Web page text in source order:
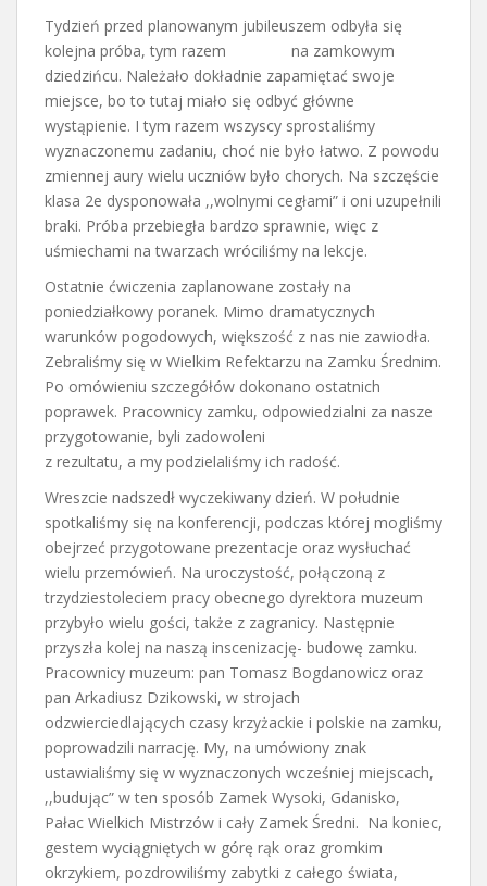
Tydzień przed planowanym jubileuszem odbyła się
kolejna próba, tym razem na zamkowym
dziedzińcu. Należało dokładnie zapamiętać swoje
miejsce, bo to tutaj miało się odbyć główne
wystąpienie. I tym razem wszyscy sprostaliśmy
wyznaczonemu zadaniu, choć nie było łatwo. Z powodu
zmiennej aury wielu uczniów było chorych. Na szczęście
klasa 2e dysponowała ,,wolnymi cegłami” i oni uzupełnili
braki. Próba przebiegła bardzo sprawnie, więc z
uśmiechami na twarzach wróciliśmy na lekcje.
Ostatnie ćwiczenia zaplanowane zostały na
poniedziałkowy poranek. Mimo dramatycznych
warunków pogodowych, większość z nas nie zawiodła.
Zebraliśmy się w Wielkim Refektarzu na Zamku Średnim.
Po omówieniu szczegółów dokonano ostatnich
poprawek. Pracownicy zamku, odpowiedzialni za nasze
przygotowanie, byli zadowoleni
z rezultatu, a my podzielaliśmy ich radość.
Wreszcie nadszedł wyczekiwany dzień. W południe
spotkaliśmy się na konferencji, podczas której mogliśmy
obejrzeć przygotowane prezentacje oraz wysłuchać
wielu przemówień. Na uroczystość, połączoną z
trzydziestoleciem pracy obecnego dyrektora muzeum
przybyło wielu gości, także z zagranicy. Następnie
przyszła kolej na naszą inscenizację- budowę zamku.
Pracownicy muzeum: pan Tomasz Bogdanowicz oraz
pan Arkadiusz Dzikowski, w strojach
odzwierciedlających czasy krzyżackie i polskie na zamku,
poprowadzili narrację. My, na umówiony znak
ustawialiśmy się w wyznaczonych wcześniej miejscach,
,,budując” w ten sposób Zamek Wysoki, Gdanisko,
Pałac Wielkich Mistrzów i cały Zamek Średni. Na koniec,
gestem wyciągniętych w górę rąk oraz gromkim
okrzykiem, pozdrowiliśmy zabytki z całego świata,